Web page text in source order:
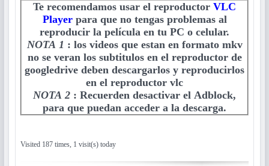
Te recomendamos usar el reproductor VLC
Playerpara que no tengas problemas al
reproducir la película en tu PC o celular.
NOTA 1 : los videos que estan en formato mkv
no se veran los subtitulos en el reproductor de
googledrive deben descargarlos y reproducirlos
en el reproductor vlc
NOTA 2 : Recuerden desactivar el Adblock,
para que puedan acceder a la descarga.
Visited 187 times, 1 visit(s) today